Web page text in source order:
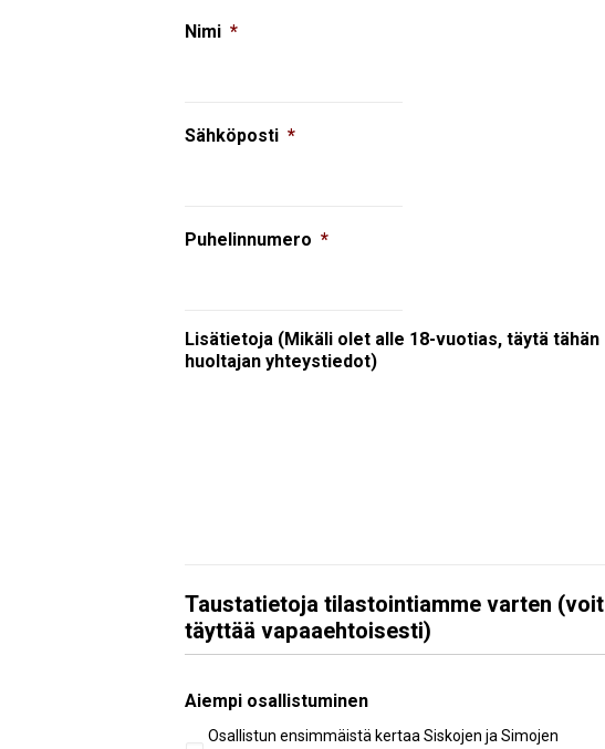
Nimi *
Sähköposti *
Puhelinnumero *
Lisätietoja (Mikäli olet alle 18-vuotias, täytä tähän
huoltajan yhteystiedot)
Taustatietoja tilastointiamme varten (voit
täyttää vapaaehtoisesti)
Aiempi osallistuminen
Osallistun ensimmäistä kertaa Siskojen ja Simojen